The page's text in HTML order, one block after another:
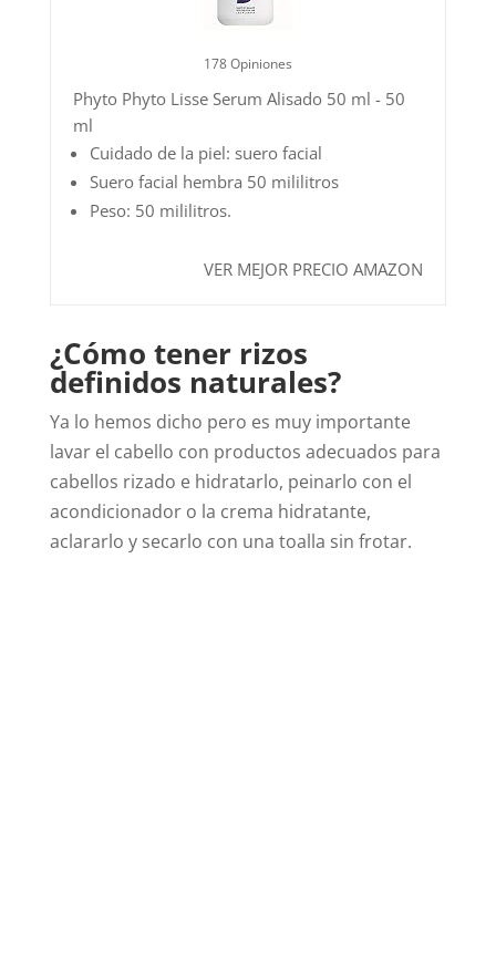
178 Opiniones
Phyto Phyto Lisse Serum Alisado 50 ml - 50
ml
Cuidado de la piel: suero facial
Suero facial hembra 50 mililitros
Peso: 50 mililitros.
VER MEJOR PRECIO AMAZON
¿Cómo tener rizos
definidos naturales?
Ya lo hemos dicho pero es muy importante
lavar el cabello con productos adecuados para
cabellos rizado e hidratarlo, peinarlo con el
acondicionador o la crema hidratante,
aclararlo y secarlo con una toalla sin frotar.